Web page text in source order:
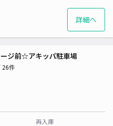
詳細へ
ジ前☆アキッパ駐車場
26件
再入庫